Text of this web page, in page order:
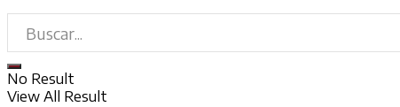
No Result
View All Result